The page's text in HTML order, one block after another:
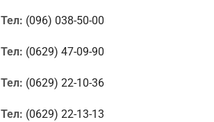
Тел: (096) 038-50-00
Тел: (0629) 47-09-90
Тел: (0629) 22-10-36
Тел: (0629) 22-13-13